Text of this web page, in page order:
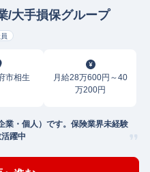
/大手損保グループ
市相生
月給28万600円～40
万200円
業・個人）です。保険業界未経験
躍中